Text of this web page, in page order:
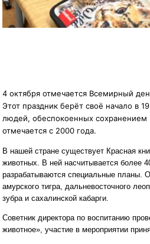
4 октября отмечается Всемирный
Этот праздник берёт своё начало в
людей, обеспокоенных сохранением
отмечается с 2000 года.
В нашей стране существует Красная
животных. В ней насчитывается более
разрабатываются специальные планы.
амурского тигра, дальневосточного
зубра и сахалинской кабарги.
Советник директора по воспитанию
животное», участие в мероприятии